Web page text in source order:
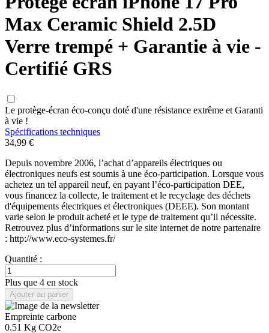
Max Ceramic Shield 2.5D
Verre trempé + Garantie à vie -
Certifié GRS
Le protège-écran éco-conçu doté d'une résistance extrême et Garanti
à vie !
Spécifications techniques
34,99 €
Depuis novembre 2006, l’achat d’appareils électriques ou
électroniques neufs est soumis à une éco-participation. Lorsque vous
achetez un tel appareil neuf, en payant l’éco-participation DEE,
vous financez la collecte, le traitement et le recyclage des déchets
d'équipements électriques et électroniques (DEEE). Son montant
varie selon le produit acheté et le type de traitement qu’il nécessite.
Retrouvez plus d’informations sur le site internet de notre partenaire
: http://www.eco-systemes.fr/
Quantité :
Plus que 4 en stock
Ajouter au panier
Empreinte carbone
0.51 Kg CO2e